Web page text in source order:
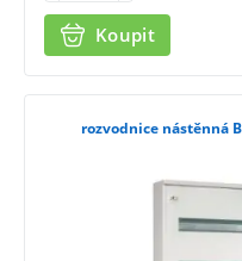
Koupit
rozvodnice nástěnná